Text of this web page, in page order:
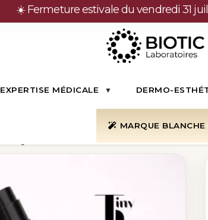
☀️ Fermeture estivale du vendredi 31
EXPERTISE MÉDICALE DERMO-
MARQUE
Pigment - TE01 - Dermal Test - Airless Color®